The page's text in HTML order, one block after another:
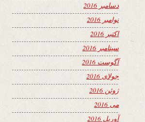
دسامبر 2016
نوامبر 2016
اکتبر 2016
سپتامبر 2016
آگوست 2016
جولای 2016
ژوئن 2016
می 2016
آوریل 2016